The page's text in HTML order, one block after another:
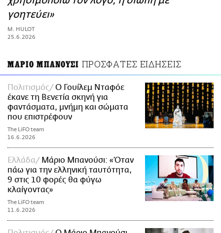
ΑΜΠΑ
PRINT
γοητεύει»
M. HULOT
25.6.2026
ΜΑΡΙΟ ΜΠΑΝΟΥΣΙ ΠΡΟΣΦΑΤΕΣ ΕΙΔΗΣΕΙΣ
Πολιτισμός
Ο Γουίλεμ Νταφόε
έκανε τη Βενετία σκηνή για
φαντάσματα, μνήμη και σώματα
που επιστρέφουν
The LiFO team
16.6.2026
Ελλάδα
Mάριο Μπανούσι: «Όταν
πάω για την ελληνική ταυτότητα,
9 στις 10 φορές θα φύγω
κλαίγοντας»
The LiFO team
11.6.2026